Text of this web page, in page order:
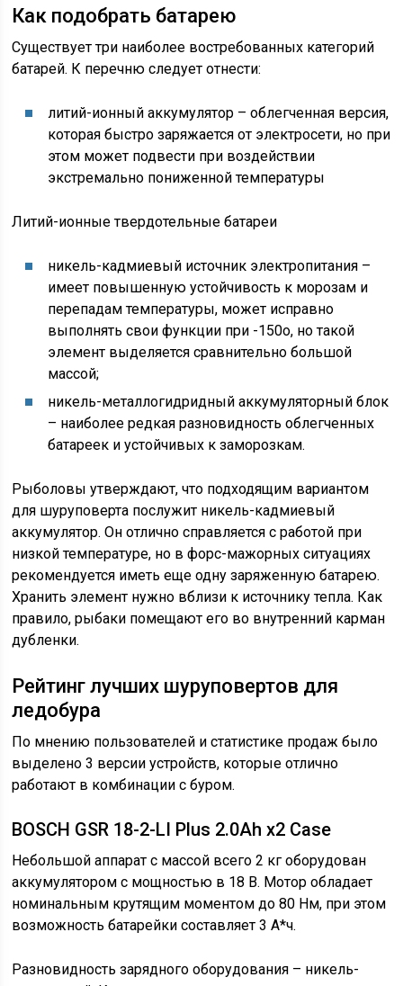
Как подобрать батарею
Существует три наиболее востребованных категорий
батарей. К перечню следует отнести:
литий-ионный аккумулятор – облегченная версия,
которая быстро заряжается от электросети, но при
этом может подвести при воздействии
экстремально пониженной температуры
Литий-ионные твердотельные батареи
никель-кадмиевый источник электропитания –
имеет повышенную устойчивость к морозам и
перепадам температуры, может исправно
выполнять свои функции при -150о, но такой
элемент выделяется сравнительно большой
массой;
никель-металлогидридный аккумуляторный блок
– наиболее редкая разновидность облегченных
батареек и устойчивых к заморозкам.
Рыболовы утверждают, что подходящим вариантом
для шуруповерта послужит никель-кадмиевый
аккумулятор. Он отлично справляется с работой при
низкой температуре, но в форс-мажорных ситуациях
рекомендуется иметь еще одну заряженную батарею.
Хранить элемент нужно вблизи к источнику тепла. Как
правило, рыбаки помещают его во внутренний карман
дубленки.
Рейтинг лучших шуруповертов для
ледобура
По мнению пользователей и статистике продаж было
выделено 3 версии устройств, которые отлично
работают в комбинации с буром.
BOSCH GSR 18-2-LI Plus 2.0Ah x2 Case
Небольшой аппарат с массой всего 2 кг оборудован
аккумулятором с мощностью в 18 В. Мотор обладает
номинальным крутящим моментом до 80 Нм, при этом
возможность батарейки составляет 3 А*ч.
Разновидность зарядного оборудования – никель-